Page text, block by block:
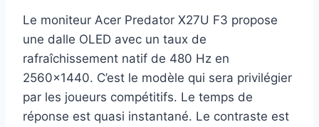
Le moniteur Acer Predator X27U F3 propose
une dalle OLED avec un taux de
rafraîchissement natif de 480 Hz en
2560×1440. C’est le modèle qui sera privilégier
par les joueurs compétitifs. Le temps de
réponse est quasi instantané. Le contraste est